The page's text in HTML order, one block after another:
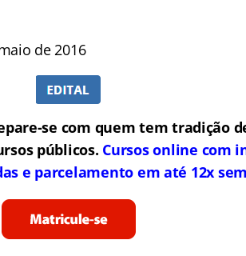
de 2016
se com quem tem tradição
públicos. Cursos online com
e parcelamento em até 12x